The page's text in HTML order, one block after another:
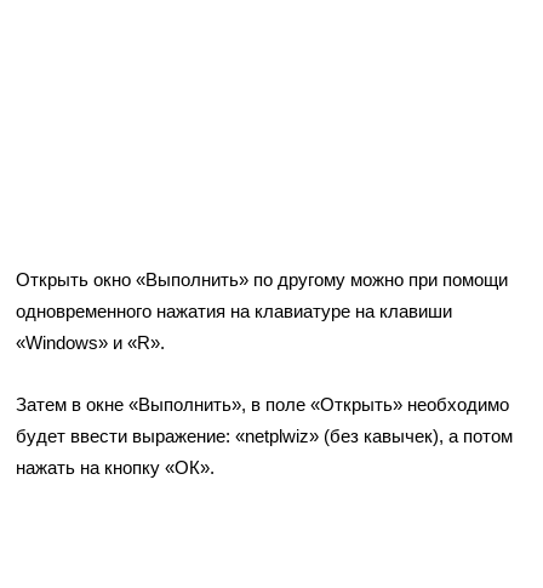
Открыть окно «Выполнить» по другому можно при помощи
одновременного нажатия на клавиатуре на клавиши
«Windows» и «R».
Затем в окне «Выполнить», в поле «Открыть» необходимо
будет ввести выражение: «netplwiz» (без кавычек), а потом
нажать на кнопку «ОК».